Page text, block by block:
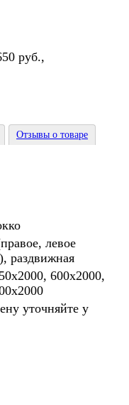
руб.,
Отзывы о товаре
левое
раздвижная
600х2000,
уточняйте у